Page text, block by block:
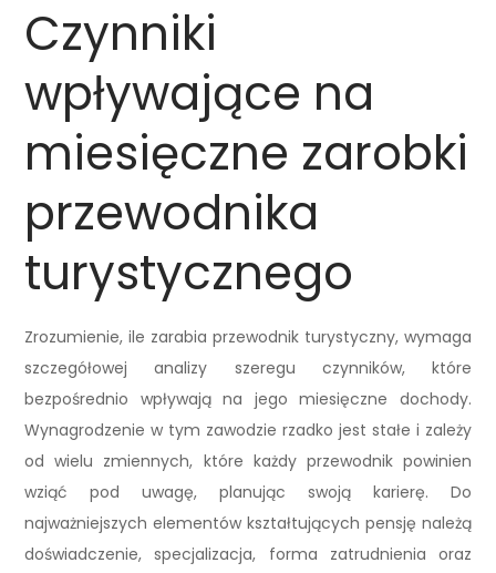
Czynniki
wpływające na
miesięczne zarobki
przewodnika
turystycznego
Zrozumienie, ile zarabia przewodnik turystyczny, wymaga
szczegółowej analizy szeregu czynników, które
bezpośrednio wpływają na jego miesięczne dochody.
Wynagrodzenie w tym zawodzie rzadko jest stałe i zależy
od wielu zmiennych, które każdy przewodnik powinien
wziąć pod uwagę, planując swoją karierę. Do
najważniejszych elementów kształtujących pensję należą
doświadczenie, specjalizacja, forma zatrudnienia oraz